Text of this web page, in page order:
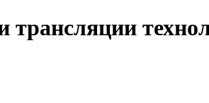
трансляции